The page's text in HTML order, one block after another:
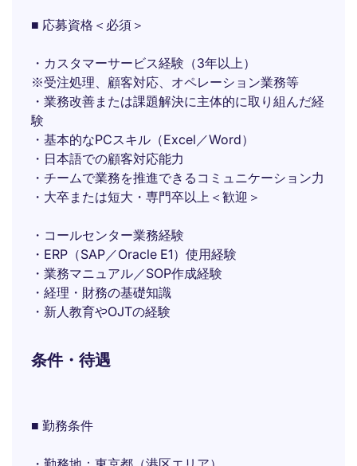
■ 応募資格＜必須＞
・カスタマーサービス経験（3年以上）
※受注処理、顧客対応、オペレーション業務等
・業務改善または課題解決に主体的に取り組んだ経
験
・基本的なPCスキル（Excel／Word）
・日本語での顧客対応能力
・チームで業務を推進できるコミュニケーション力
・大卒または短大・専門卒以上＜歓迎＞
・コールセンター業務経験
・ERP（SAP／Oracle E1）使用経験
・業務マニュアル／SOP作成経験
・経理・財務の基礎知識
・新人教育やOJTの経験
条件・待遇
■ 勤務条件